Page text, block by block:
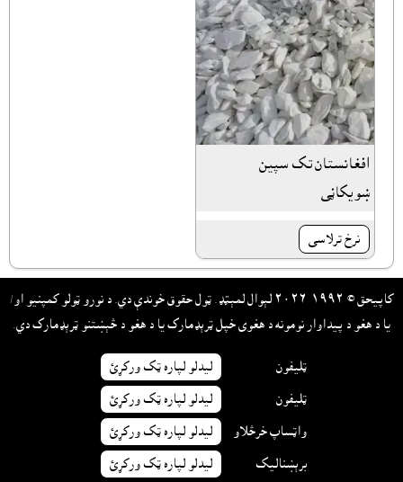
افغانستان تک سپين
ښويکاڼى
نرخ ترلاسى
کاپيحق © ١٩٩٢-٢٠٢٦ لېوال لمېټډ. ټول حقوق خوندې دي. د نورو ټولو کمپنيو او/
يا د هغو د پيداوار نومونه د هغوى خپل ټرېډمارک يا د هغو د څېښتنو ټرېډمارک دي.
ټليفون ليدلو لپاره ټک ورکړئ
ټليفون ليدلو لپاره ټک ورکړئ
واټساپ خرڅلاو ليدلو لپاره ټک ورکړئ
برېښناليک ليدلو لپاره ټک ورکړئ